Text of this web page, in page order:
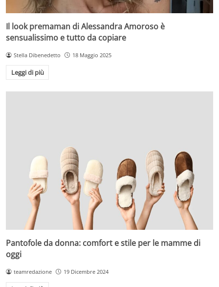
Il look premaman di Alessandra Amoroso è
sensualissimo e tutto da copiare
Stella Dibenedetto 18 Maggio 2025
Leggi di più
Pantofole da donna: comfort e stile per le mamme di
oggi
teamredazione 19 Dicembre 2024